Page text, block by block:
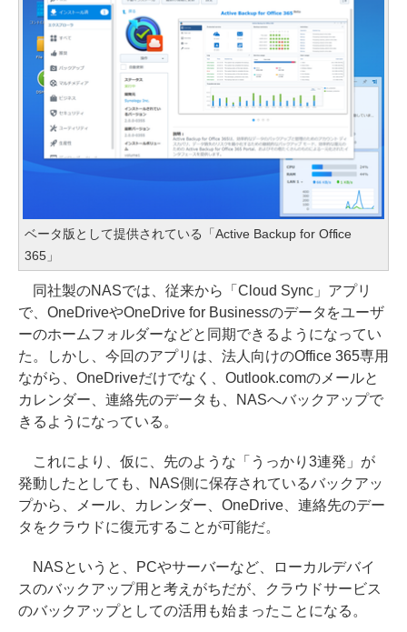
ベータ版として提供されている「Active Backup for Office
365」
同社製のNASでは、従来から「Cloud Sync」アプリ
で、OneDriveやOneDrive for Businessのデータをユーザ
ーのホームフォルダーなどと同期できるようになってい
た。しかし、今回のアプリは、法人向けのOffice 365専用
ながら、OneDriveだけでなく、Outlook.comのメールと
カレンダー、連絡先のデータも、NASへバックアップで
きるようになっている。
これにより、仮に、先のような「うっかり3連発」が
発動したとしても、NAS側に保存されているバックアッ
プから、メール、カレンダー、OneDrive、連絡先のデー
タをクラウドに復元することが可能だ。
NASというと、PCやサーバーなど、ローカルデバイ
スのバックアップ用と考えがちだが、クラウドサービス
のバックアップとしての活用も始まったことになる。